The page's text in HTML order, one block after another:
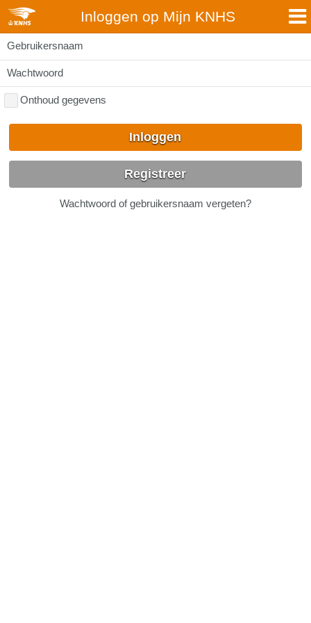
Inloggen op Mijn KNHS
Gebruikersnaam
Wachtwoord
Onthoud gegevens
Inloggen
Registreer
Wachtwoord of gebruikersnaam vergeten?